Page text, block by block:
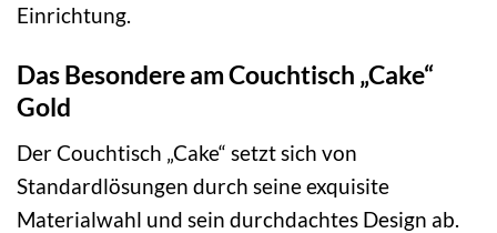
Einrichtung.
Das Besondere am Couchtisch „Cake“
Gold
Der Couchtisch „Cake“ setzt sich von
Standardlösungen durch seine exquisite
Materialwahl und sein durchdachtes Design ab.